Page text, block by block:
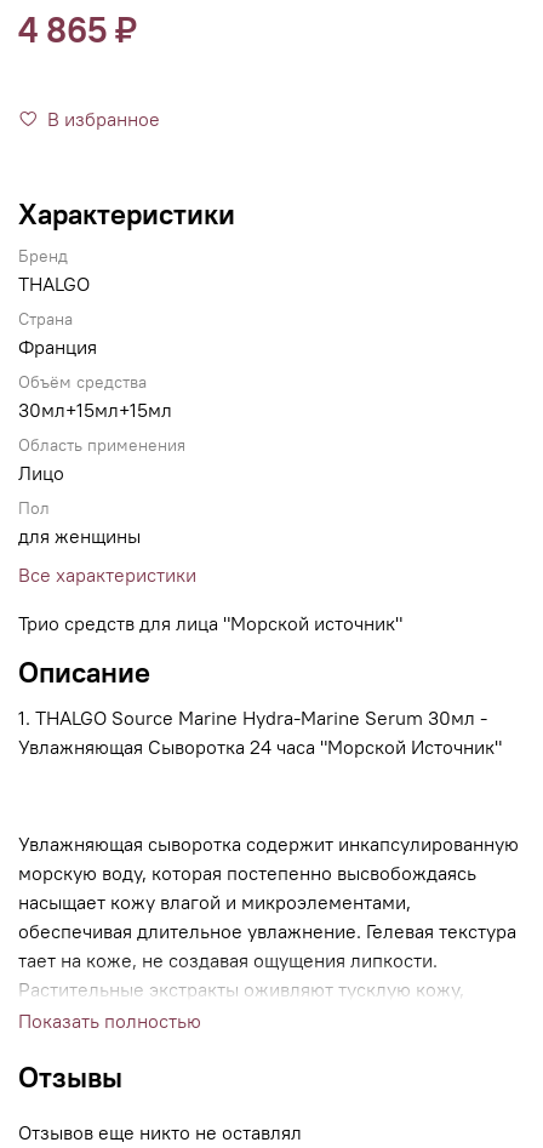
4 865 ₽
В избранное
Характеристики
Бренд
THALGO
Страна
Франция
Объём средства
30мл+15мл+15мл
Область применения
Лицо
Пол
для женщины
Все характеристики
Трио средств для лица "Морской источник"
Описание
1. THALGO Source Marine Hydra-Marine Serum 30мл -
Увлажняющая Сыворотка 24 часа "Морской Источник"
Увлажняющая сыворотка содержит инкапсулированную
морскую воду, которая постепенно высвобождаясь
насыщает кожу влагой и микроэлементами,
обеспечивая длительное увлажнение. Гелевая текстура
тает на коже, не создавая ощущения липкости.
Растительные экстракты оживляют тусклую кожу,
придавая ей сияние и свежесть.
Показать полностью
Отзывы
Отзывов еще никто не оставлял